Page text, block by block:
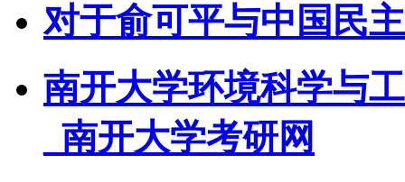
对于俞可平与中国民
南开大学环境科学与
_南开大学考研网